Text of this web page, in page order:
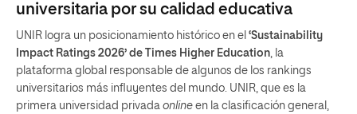
universitaria por su calidad educativa
UNIR logra un posicionamiento histórico en el ‘Sustainability
Impact Ratings 2026’ de Times Higher Education, la
plataforma global responsable de algunos de los rankings
universitarios más influyentes del mundo. UNIR, que es la
primera universidad privada online en la clasificación general,